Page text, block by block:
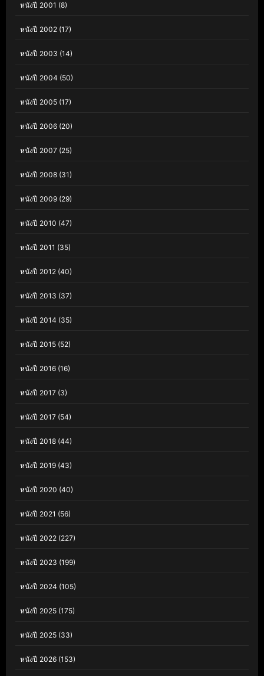
หนังปี 2001 (8)
หนังปี 2002 (17)
หนังปี 2003 (14)
หนังปี 2004 (50)
หนังปี 2005 (17)
หนังปี 2006 (20)
หนังปี 2007 (25)
หนังปี 2008 (31)
หนังปี 2009 (29)
หนังปี 2010 (47)
หนังปี 2011 (35)
หนังปี 2012 (40)
หนังปี 2013 (37)
หนังปี 2014 (35)
หนังปี 2015 (52)
หนังปี 2016 (16)
หนังปี 2017 (3)
หนังปี 2017 (54)
หนังปี 2018 (44)
หนังปี 2019 (43)
หนังปี 2020 (40)
หนังปี 2021 (56)
หนังปี 2022 (227)
หนังปี 2023 (199)
หนังปี 2024 (105)
หนังปี 2025 (175)
หนังปี 2025 (33)
หนังปี 2026 (153)